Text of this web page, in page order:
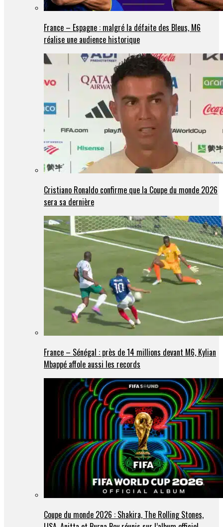
France – Espagne : malgré la défaite des Bleus, M6
réalise une audience historique
Cristiano Ronaldo confirme que la Coupe du monde 2026
sera sa dernière
France – Sénégal : près de 14 millions devant M6, Kylian
Mbappé affole aussi les records
Coupe du monde 2026 : Shakira, The Rolling Stones,